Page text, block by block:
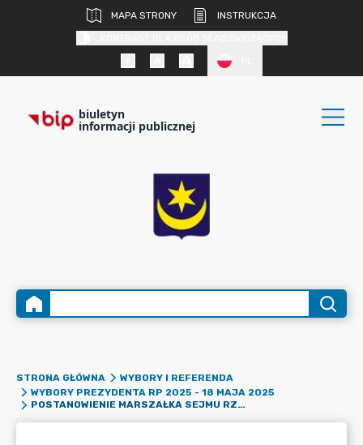
MAPA STRONY
INSTRUKCJA
biuletyn
informacji publicznej
STRONA GŁÓWNA
WYBORY I REFERENDA
WYBORY PREZYDENTA RP 2025 - 18 MAJA 2025
POSTANOWIENIE MARSZAŁKA SEJMU RZECZYPOSPOLITEJ POLSKIEJ Z DNIA 15 STYCZNIA 2025 R. W SPRAWIE ZARZĄDZENIA WYBORÓW PREZYDENTA RZECZYPOSPOLITEJ POLSKIEJ